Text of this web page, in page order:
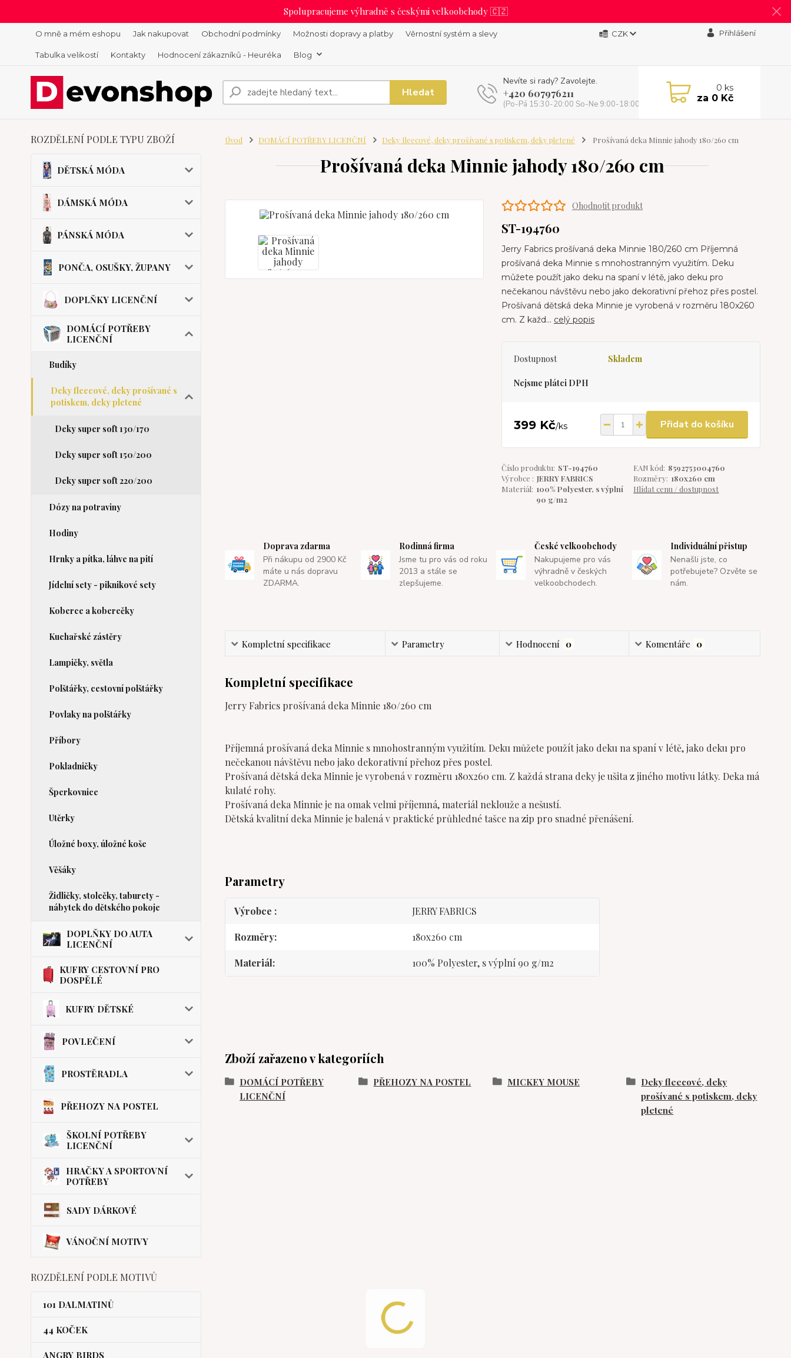
Spolupracujeme výhradně s českými velkoobchody 🇨🇿
O mně a mém eshopu Jak nakupovat Obchodní podmínky Možnosti dopravy a platby Věrnostní systém a slevy
Tabulka velikostí Kontakty Hodnocení zákazníků - Heuréka Blog
CZK Přihlášení
Hledat
Nevíte si rady? Zavolejte.
+420 607976211
(Po-Pá 15:30-20:00 So-Ne 9:00-18:00)
0 ks
za 0 Kč
ROZDĚLENÍ PODLE TYPU ZBOŽÍ
DĚTSKÁ MÓDA
DÁMSKÁ MÓDA
PÁNSKÁ MÓDA
PONČA, OSUŠKY, ŽUPANY
DOPLŇKY LICENČNÍ
DOMÁCÍ POTŘEBY
LICENČNÍ
Budíky
Deky fleecové, deky prošívané s
potiskem, deky pletené
Deky super soft 130/170
Deky super soft 150/200
Deky super soft 220/200
Dózy na potraviny
Hodiny
Hrnky a pítka, láhve na pití
Jídelní sety - piknikové sety
Koberce a koberečky
Kuchařské zástěry
Lampičky, světla
Polštářky, cestovní polštářky
Povlaky na polštářky
Příbory
Pokladničky
Šperkovnice
Utěrky
Úložné boxy, úložné koše
Věšáky
Židličky, stolečky, taburety -
nábytek do dětského pokoje
DOPLŇKY DO AUTA
LICENČNÍ
KUFRY CESTOVNÍ PRO
DOSPĚLÉ
KUFRY DĚTSKÉ
POVLEČENÍ
PROSTĚRADLA
PŘEHOZY NA POSTEL
ŠKOLNÍ POTŘEBY
LICENČNÍ
HRAČKY A SPORTOVNÍ
POTŘEBY
SADY DÁRKOVÉ
VÁNOČNÍ MOTIVY
ROZDĚLENÍ PODLE MOTIVŮ
101 DALMATINŮ
44 KOČEK
ANGRY BIRDS
Úvod DOMÁCÍ POTŘEBY LICENČNÍ Deky fleecové, deky prošívané s potiskem, deky pletené Prošívaná deka Minnie jahody 180/260 cm
Prošívaná deka Minnie jahody 180/260 cm
Ohodnotit produkt
ST-194760
Jerry Fabrics prošívaná deka Minnie 180/260 cm Příjemná
prošívaná deka Minnie s mnohostranným využitím. Deku
můžete použít jako deku na spaní v létě, jako deku pro
nečekanou návštěvu nebo jako dekorativní přehoz přes postel.
Prošívaná dětská deka Minnie je vyrobená v rozměru 180x260
cm. Z každ... celý popis
Dostupnost Skladem
Nejsme plátci DPH
399 Kč/ks Přidat do košíku
Číslo produktu: ST-194760 EAN kód: 8592753004760
Výrobce : JERRY FABRICS Rozměry: 180x260 cm
Materiál: 100% Polyester, s výplní
90 g/m2
Hlídat cenu / dostupnost
Doprava zdarma
Při nákupu od 2900 Kč
máte u nás dopravu
ZDARMA.
Rodinná firma
Jsme tu pro vás od roku
2013 a stále se
zlepšujeme.
České velkoobchody
Nakupujeme pro vás
výhradně v českých
velkoobchodech.
Individuální přistup
Nenašli jste, co
potřebujete? Ozvěte se
nám.
Kompletní specifikace Parametry Hodnocení 0 Komentáře 0
Kompletní specifikace
Jerry Fabrics prošívaná deka Minnie 180/260 cm
Příjemná prošívaná deka Minnie s mnohostranným využitím. Deku můžete použít jako deku na spaní v létě, jako deku pro
nečekanou návštěvu nebo jako dekorativní přehoz přes postel.
Prošívaná dětská deka Minnie je vyrobená v rozměru 180x260 cm. Z každá strana deky je ušita z jiného motivu látky. Deka má
kulaté rohy.
Prošívaná deka Minnie je na omak velmi příjemná, materiál neklouže a nešustí.
Dětská kvalitní deka Minnie je balená v praktické průhledné tašce na zip pro snadné přenášení.
Parametry
Výrobce JERRY FABRICS
Rozměry 180x260 cm
Materiál 100% Polyester, s výplní 90 g/m2
Zboží zařazeno v kategoriích
DOMÁCÍ POTŘEBY
LICENČNÍ
PŘEHOZY NA POSTEL MICKEY MOUSE
Deky fleecové, deky
prošívané s potiskem, deky
pletené